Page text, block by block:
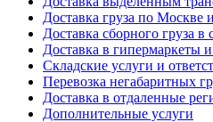
Доставка груза по
Доставка сборного груза
Доставка в гипермаркеты
Складские услуги и
Перевозка негабаритных
Доставка в отдаленные
Дополнительные услуги